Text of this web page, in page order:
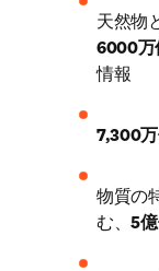
天然物
6000万
情報
7,300
物質の
む、5